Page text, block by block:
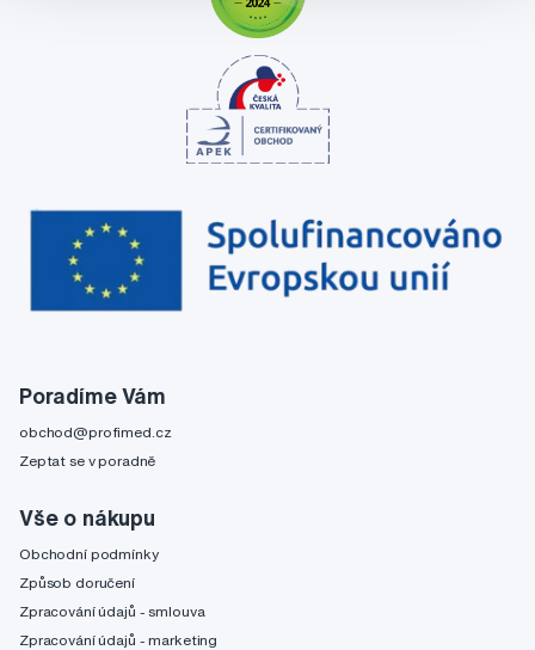
Poradíme Vám
obchod@profimed.cz
Zeptat se v poradně
Vše o nákupu
Obchodní podmínky
Způsob doručení
Zpracování údajů - smlouva
Zpracování údajů - marketing